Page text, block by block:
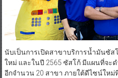
นับเป็นการเปิดสาขาบริการน้ำมันซัส
ใหม่ และในปี 2565 ซัสโก้ มีแผนที่จะ
อีกจำนวน 20 สาขา ภายใต้ดีไซน์ให